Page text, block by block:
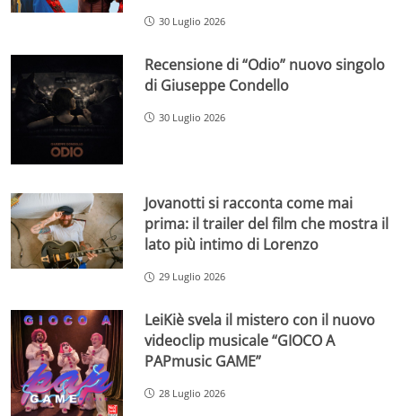
30 Luglio 2026
Recensione di “Odio” nuovo singolo
di Giuseppe Condello
30 Luglio 2026
Jovanotti si racconta come mai
prima: il trailer del film che mostra il
lato più intimo di Lorenzo
29 Luglio 2026
LeiKiè svela il mistero con il nuovo
videoclip musicale “GIOCO A
PAPmusic GAME”
28 Luglio 2026